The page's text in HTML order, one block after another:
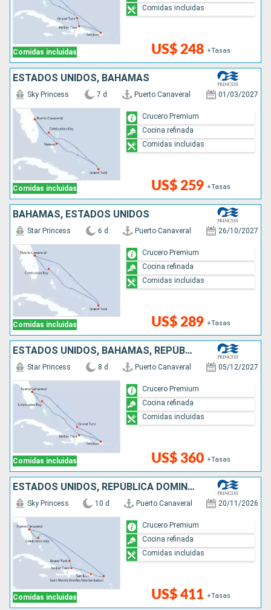
Comidas incluidas US$ 248 +Tasas
Comidas incluidas
ESTADOS UNIDOS, BAHAMAS
Comidas incluidas
Sky Princess 7 d Puerto Canaveral 01/03/2027
US$ 259 +Tasas
Crucero Premium
Cocina refinada
Comidas incluidas
BAHAMAS, ESTADOS UNIDOS
Comidas incluidas
Star Princess 6 d Puerto Canaveral 26/10/2027
US$ 289 +Tasas
Crucero Premium
Cocina refinada
Comidas incluidas
ESTADOS UNIDOS, BAHAMAS, REPÚBLICA DOMINICANA, PUERTO RICO
Comidas incluidas
Star Princess 8 d Puerto Canaveral 05/12/2027
US$ 360 +Tasas
Crucero Premium
Cocina refinada
Comidas incluidas
ESTADOS UNIDOS, REPÚBLICA DOMINICANA, PUERTO RICO, SAN MARTÍN, BAHAMAS
Comidas incluidas
Sky Princess 10 d Puerto Canaveral 20/11/2026
US$ 411 +Tasas
Crucero Premium
Cocina refinada
Comidas incluidas